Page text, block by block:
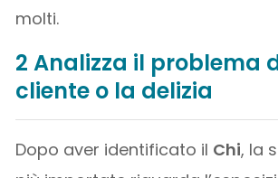
molti.
2 Analizza il problema
cliente o la delizia
Dopo aver identificato il Chi, la